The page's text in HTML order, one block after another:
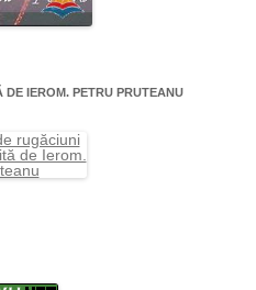
IEROM. PETRU PRUTEANU